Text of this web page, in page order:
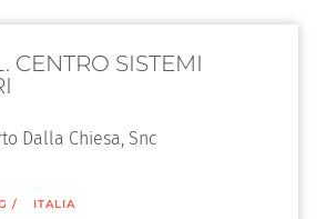
CENTRO SISTEMI
Dalla Chiesa, Snc
/ ITALIA